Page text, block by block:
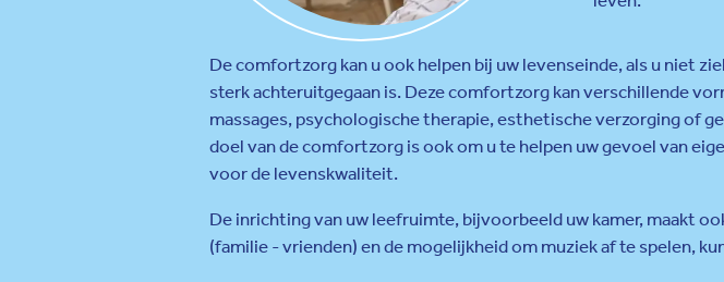
De comfortzorg kan u ook helpen bij uw levenseinde, als u niet
sterk achteruitgegaan is. Deze comfortzorg kan verschillende
massages, psychologische therapie, esthetische verzorging of
doel van de comfortzorg is ook om u te helpen uw gevoel van
voor de levenskwaliteit.
De inrichting van uw leefruimte, bijvoorbeeld uw kamer, maakt
(familie - vrienden) en de mogelijkheid om muziek af te spelen,